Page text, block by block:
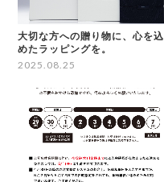
大切な方への贈り物に、心を込
めたラッピングを。
2025.08.25